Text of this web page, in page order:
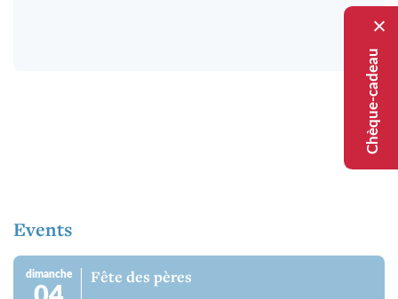
Chèque-cadeau
Events
dimanche Fête des pères